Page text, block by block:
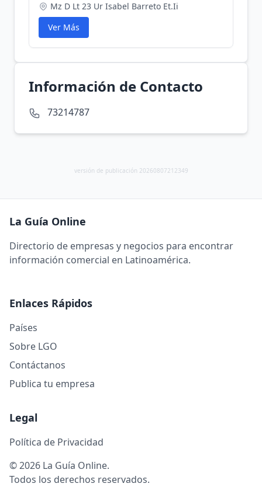
Mz D Lt 23 Ur Isabel Barreto Et.Ii
Ver Más
Información de Contacto
73214787
versión de publicación 20260807212349
La Guía Online
Directorio de empresas y negocios para encontrar
información comercial en Latinoamérica.
Enlaces Rápidos
Países
Sobre LGO
Contáctanos
Publica tu empresa
Legal
Política de Privacidad
© 2026 La Guía Online.
Todos los derechos reservados.